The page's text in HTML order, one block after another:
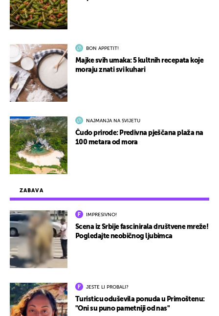
ZABAVA
IMPRESIVNO!
Scena iz Srbije fascinirala društvene mreže!
Pogledajte neobičnog ljubimca
JESTE LI PROBALI?
Turisticu oduševila ponuda u Primoštenu:
"Oni su puno pametniji od nas"
BON APPETIT!
Majke svih umaka: 5 kultnih recepata koje
moraju znati svi kuhari
NAJMANJA NA SVIJETU
Čudo prirode: Predivna pješčana plaža na
100 metara od mora